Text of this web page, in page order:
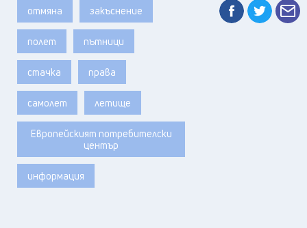
отмяна закъснение
полет пътници
стачка права
самолет летище
Европейският потребителски
център
информация